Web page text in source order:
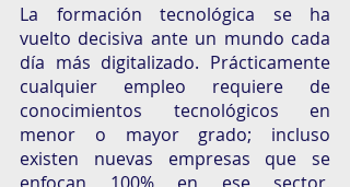
La formación tecnológica se ha
vuelto decisiva ante un mundo cada
día más digitalizado. Prácticamente
cualquier empleo requiere de
conocimientos tecnológicos en
menor o mayor grado; incluso
existen nuevas empresas que se